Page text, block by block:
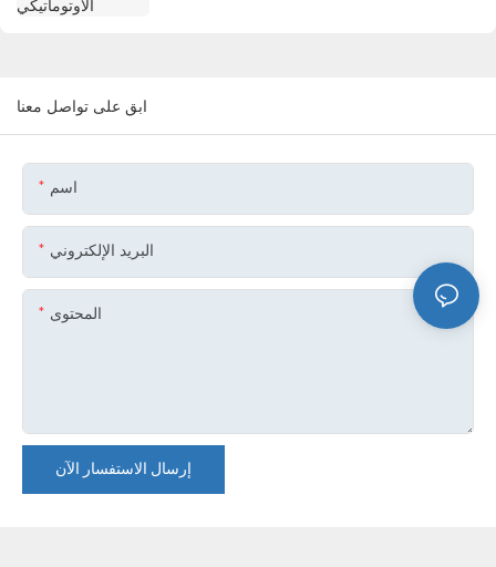
ابق على تواصل معنا
اسم
البريد الإلكتروني
المحتوى
إرسال الاستفسار الآن